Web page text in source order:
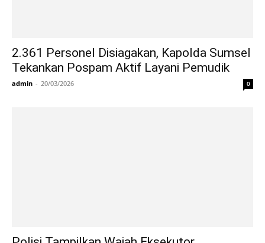
2.361 Personel Disiagakan, Kapolda Sumsel
Tekankan Pospam Aktif Layani Pemudik
admin - 20/03/2026 0